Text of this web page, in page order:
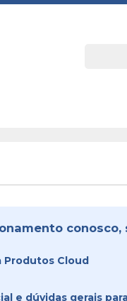
Produtos Cloud
e dúvidas gerais